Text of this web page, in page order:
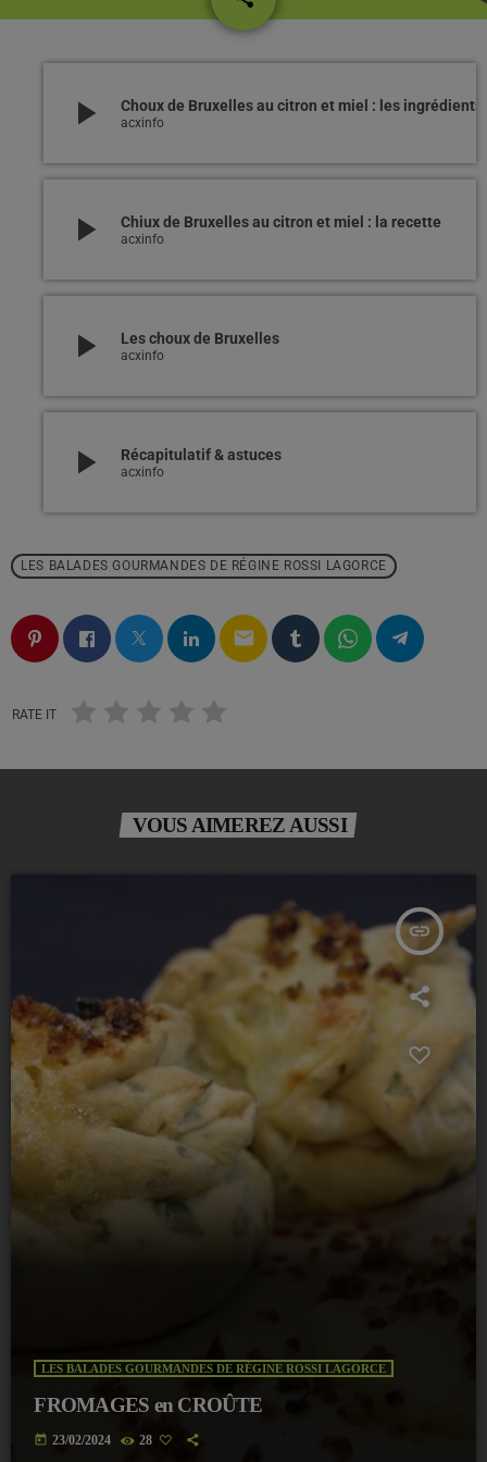
play_arrow Choux de Bruxelles au citron et miel : les ingrédients
acxinfo
play_arrow Chiux de Bruxelles au citron et miel : la recette
acxinfo
play_arrow Les choux de Bruxelles
acxinfo
play_arrow Récapitulatif & astuces
acxinfo
LES BALADES GOURMANDES DE RÉGINE ROSSI LAGORCE
email
RATE IT
VOUS AIMEREZ AUSSI
insert_link
LES BALADES GOURMANDES DE RÉGINE ROSSI LAGORCE
FROMAGES en CROÛTE
today 23/02/2024 28